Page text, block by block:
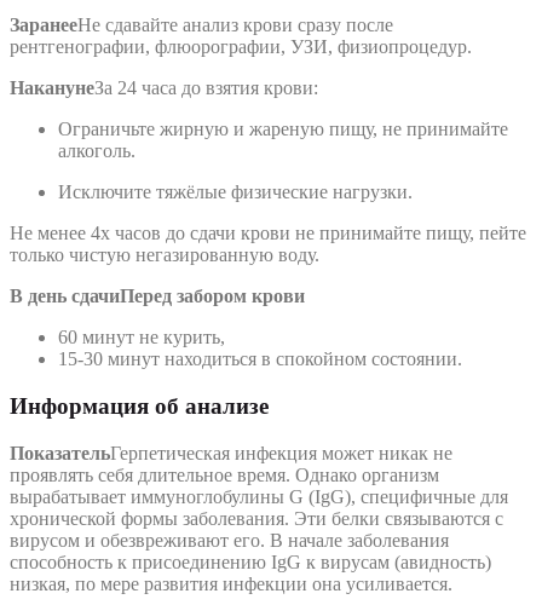
ЗаранееНе сдавайте анализ крови сразу после
рентгенографии, флюорографии, УЗИ, физиопроцедур.
НаканунеЗа 24 часа до взятия крови:
Ограничьте жирную и жареную пищу, не принимайте
алкоголь.
Исключите тяжёлые физические нагрузки.
Не менее 4х часов до сдачи крови не принимайте пищу, пейте
только чистую негазированную воду.
В день сдачиПеред забором крови
60 минут не курить,
15-30 минут находиться в спокойном состоянии.
Информация об анализе
ПоказательГерпетическая инфекция может никак не
проявлять себя длительное время. Однако организм
вырабатывает иммуноглобулины G (IgG), специфичные для
хронической формы заболевания. Эти белки связываются с
вирусом и обезвреживают его. В начале заболевания
способность к присоединению IgG к вирусам (авидность)
низкая, по мере развития инфекции она усиливается.